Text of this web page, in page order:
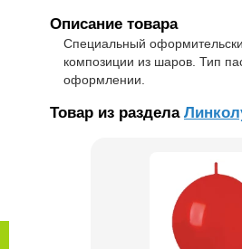
Описание товара
Специальный
композиции из шаров. Тип
оформлении.
Товар из раздела